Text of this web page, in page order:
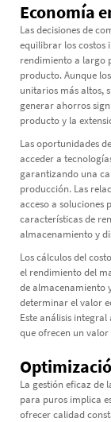
Economía
Las decisiones de
equilibrar los costos
rendimiento a largo
producto. Aunque
unitarios más altos,
generar ahorros
producto y la
Las oportunidades
acceder a
garantizando una
producción. Las
acceso a soluciones
características de
almacenamiento y
Los cálculos del
el rendimiento del
de almacenamiento
determinar el valor
Este análisis
que ofrecen un
La gestión eficaz de
para puros implica
ofrecer calidad